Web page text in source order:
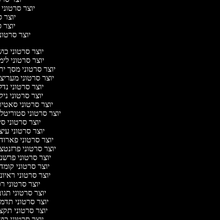
יוצר
יוצר
יוצר
יוצר
יוצר סרטוני
יוצר סרטוני
יוצר סרטוני מסך
יוצר סרטוני
יוצר סרטוני
יוצר סרטוני
יוצר סרטוני
יוצר סרטוני
יוצר סרטוני
יוצר סרטוני
יוצר סרטוני
יוצר סרטוני
יוצר סרטוני
יוצר סרטוני
יוצר סרטוני
יוצר סרטוני
יוצר סרטוני
יוצר סרטוני
יוצר סרטוני